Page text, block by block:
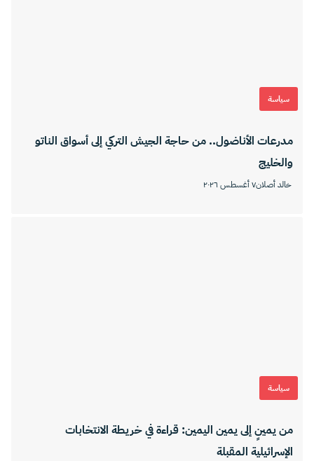
سياسة
مدرعات الأناضول.. من حاجة الجيش التركي إلى أسواق الناتو
والخليج
خالد أصلان٧ أغسطس ٢٠٢٦
سياسة
من يمينٍ إلى يمين اليمين: قراءة في خريطة الانتخابات
الإسرائيلية المقبلة